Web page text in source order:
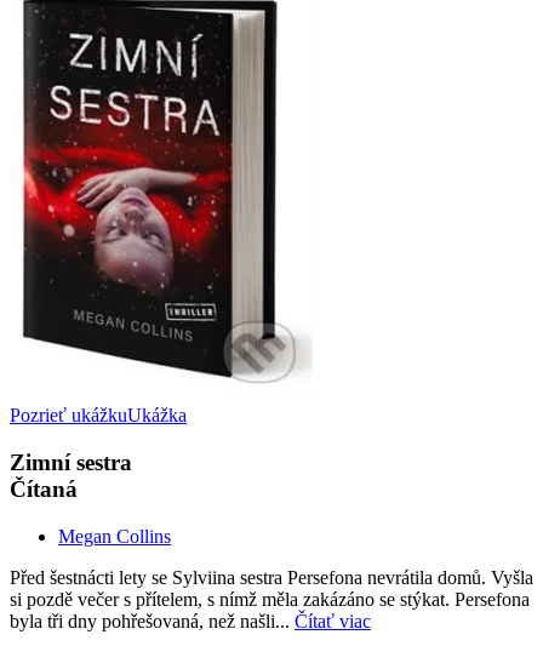
Pozrieť ukážkuUkážka
Zimní sestra
Čítaná
Megan Collins
Před šestnácti lety se Sylviina sestra Persefona nevrátila domů. Vyšla
si pozdě večer s přítelem, s nímž měla zakázáno se stýkat. Persefona
byla tři dny pohřešovaná, než našli... Čítať viac